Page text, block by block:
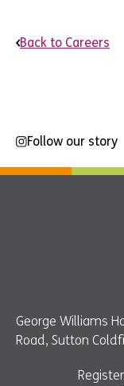
Back to Careers
Follow our story
George Williams
Road, Sutton